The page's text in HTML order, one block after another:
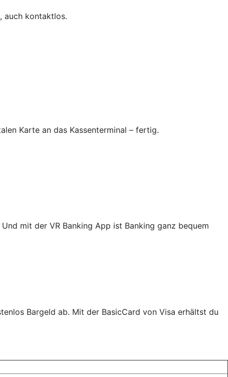
auch kontaktlos.
Karte an das Kassenterminal – fertig.
mit der VR Banking App ist Banking ganz bequem
Bargeld ab. Mit der BasicCard von Visa erhältst du